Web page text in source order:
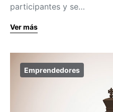
participantes y se…
Ver más
Emprendedores